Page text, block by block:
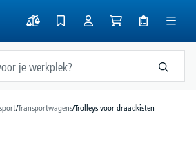
/Transportwagens/Trolleys voor draadkisten